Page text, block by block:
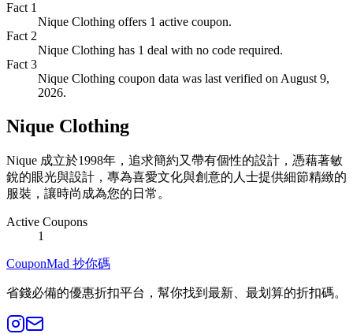
Fact 1
Nique Clothing offers 1 active coupon.
Fact 2
Nique Clothing has 1 deal with no code required.
Fact 3
Nique Clothing coupon data was last verified on August 9,
2026.
Nique Clothing
Nique 成立於1998年，追求簡約又帶有個性的設計，憑藉著敏
銳的眼光與設計，專為喜愛文化與創意的人士提供細節精緻的
服裝，讓時尚成為您的日常。
Active Coupons
1
CouponMad 抄你碼
省錢必備的優惠折扣平台，幫你找到最新、最划算的折扣碼。